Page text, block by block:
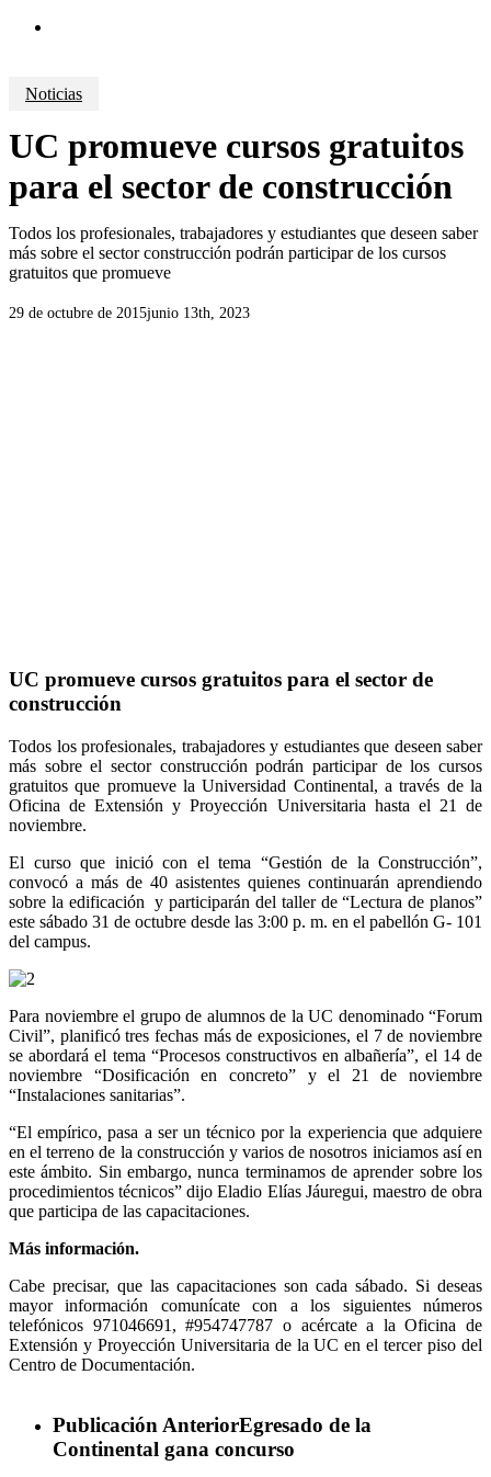
Noticias
UC promueve cursos gratuitos
para el sector de construcción
Todos los profesionales, trabajadores y estudiantes que deseen saber
más sobre el sector construcción podrán participar de los cursos
gratuitos que promueve
29 de octubre de 2015junio 13th, 2023
UC promueve cursos gratuitos para el sector de
construcción
Todos los profesionales, trabajadores y estudiantes que deseen saber
más sobre el sector construcción podrán participar de los cursos
gratuitos que promueve la Universidad Continental, a través de la
Oficina de Extensión y Proyección Universitaria hasta el 21 de
noviembre.
El curso que inició con el tema “Gestión de la Construcción”,
convocó a más de 40 asistentes quienes continuarán aprendiendo
sobre la edificación y participarán del taller de “Lectura de planos”
este sábado 31 de octubre desde las 3:00 p. m. en el pabellón G- 101
del campus.
Para noviembre el grupo de alumnos de la UC denominado “Forum
Civil”, planificó tres fechas más de exposiciones, el 7 de noviembre
se abordará el tema “Procesos constructivos en albañería”, el 14 de
noviembre “Dosificación en concreto” y el 21 de noviembre
“Instalaciones sanitarias”.
“El empírico, pasa a ser un técnico por la experiencia que adquiere
en el terreno de la construcción y varios de nosotros iniciamos así en
este ámbito. Sin embargo, nunca terminamos de aprender sobre los
procedimientos técnicos” dijo Eladio Elías Jáuregui, maestro de obra
que participa de las capacitaciones.
Más información.
Cabe precisar, que las capacitaciones son cada sábado. Si deseas
mayor información comunícate con a los siguientes números
telefónicos 971046691, #954747787 o acércate a la Oficina de
Extensión y Proyección Universitaria de la UC en el tercer piso del
Centro de Documentación.
Publicación AnteriorEgresado de la
Continental gana concurso